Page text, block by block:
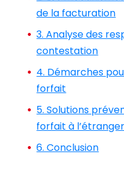
de la facturation
3. Analyse des
contestation
4. Démarches
forfait
5. Solutions
forfait à l’étranger
6. Conclusion